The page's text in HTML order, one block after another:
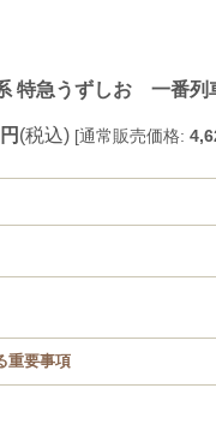
特急うずしお 一番
(税込) [通常販売価格:
重要事項